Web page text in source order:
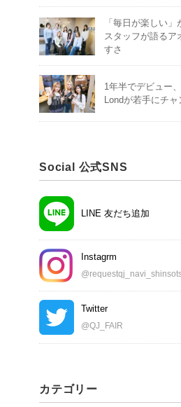
「毎日が楽しい
スタッフが語るア
すさ
1年半でデビュー
Londが若手にチ
Social 公式SNS
LINE 友だち追加
Instagrm
Twitter
@QJ_FAIR
カテゴリー